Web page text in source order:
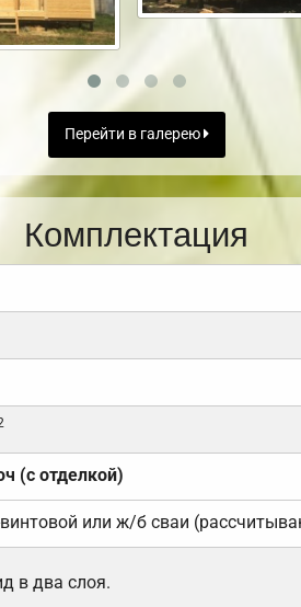
Перейти в галерею
Комплектация
(с отделкой)
или ж/б сваи
в два слоя.